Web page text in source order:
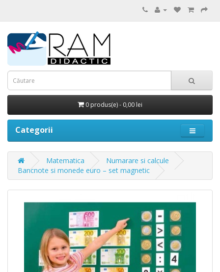
0 produs(e) - 0,00 lei
Categorii
Matematica
Numarare si calcule
Bancnote si monede euro – set magnetic